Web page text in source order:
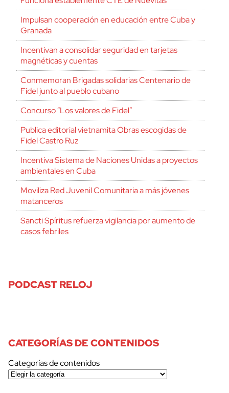
Impulsan cooperación en educación entre Cuba y
Granada
Incentivan a consolidar seguridad en tarjetas
magnéticas y cuentas
Conmemoran Brigadas solidarias Centenario de
Fidel junto al pueblo cubano
Concurso “Los valores de Fidel”
Publica editorial vietnamita Obras escogidas de
Fidel Castro Ruz
Incentiva Sistema de Naciones Unidas a proyectos
ambientales en Cuba
Moviliza Red Juvenil Comunitaria a más jóvenes
matanceros
Sancti Spíritus refuerza vigilancia por aumento de
casos febriles
PODCAST RELOJ
CATEGORÍAS DE CONTENIDOS
Categorías de contenidos